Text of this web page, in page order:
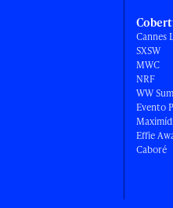
Cannes
SXSW
MWC
NRF
WW
Evento
Effie
Caboré